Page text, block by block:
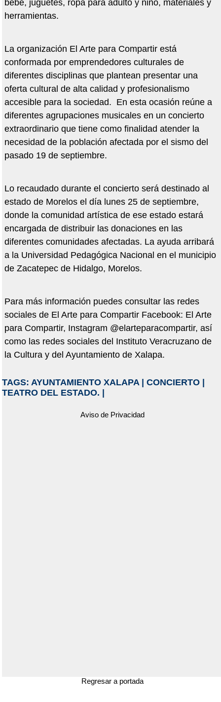
bebé, juguetes, ropa para adulto y niño, materiales y
herramientas.
La organización El Arte para Compartir está
conformada por emprendedores culturales de
diferentes disciplinas que plantean presentar una
oferta cultural de alta calidad y profesionalismo
accesible para la sociedad. En esta ocasión reúne a
diferentes agrupaciones musicales en un concierto
extraordinario que tiene como finalidad atender la
necesidad de la población afectada por el sismo del
pasado 19 de septiembre.
Lo recaudado durante el concierto será destinado al
estado de Morelos el día lunes 25 de septiembre,
donde la comunidad artística de ese estado estará
encargada de distribuir las donaciones en las
diferentes comunidades afectadas. La ayuda arribará
a la Universidad Pedagógica Nacional en el municipio
de Zacatepec de Hidalgo, Morelos.
Para más información puedes consultar las redes
sociales de El Arte para Compartir Facebook: El Arte
para Compartir, Instagram @elarteparacompartir, así
como las redes sociales del Instituto Veracruzano de
la Cultura y del Ayuntamiento de Xalapa.
TAGS: AYUNTAMIENTO XALAPA| CONCIERTO|
TEATRO DEL ESTADO.
Aviso de Privacidad
Regresar a portada